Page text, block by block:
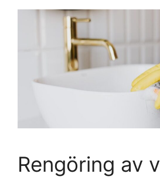
Rengöring av